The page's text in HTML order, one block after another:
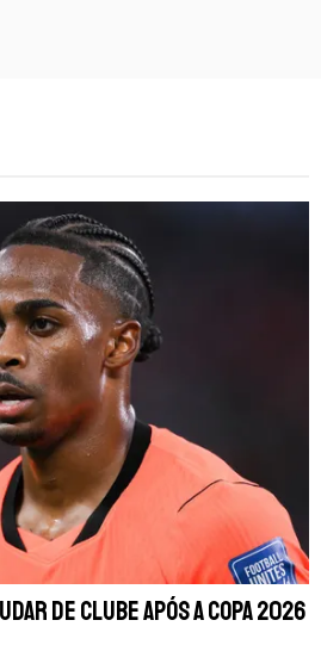
de clube após a Copa 2026